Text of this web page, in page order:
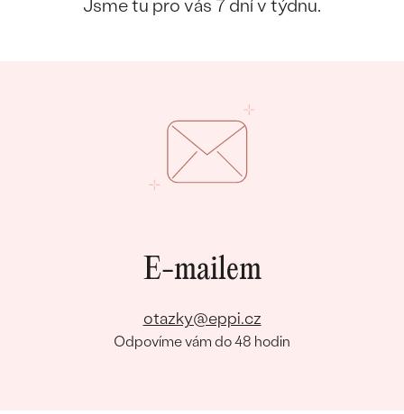
Wave kolekce
PROHLÉDNOUT
OBJEVIT
PROHLÉDNOUT
Jsme tu pro vás 7 dní v týdnu.
E-mailem
otazky@eppi.cz
Odpovíme vám do 48 hodin